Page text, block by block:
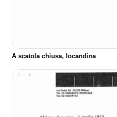
A scatola chiusa, locandina